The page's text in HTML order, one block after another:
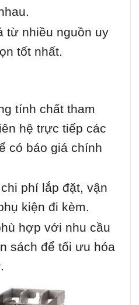
từ nhiều nguồn uy
tốt nhất.
tính chất tham
hệ trực tiếp các
có báo giá chính
phí lắp đặt, vận
kiện đi kèm.
hợp với nhu cầu
sách để tối ưu hóa